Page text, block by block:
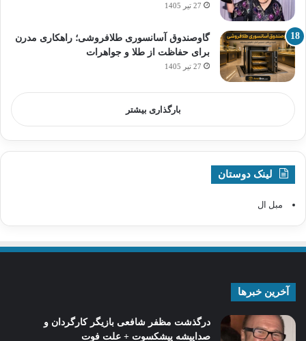
27 تیر 1405
گاوصندوق آسانسوری طلافروشی؛ راهکاری مدرن
برای حفاظت از طلا و جواهرات
27 تیر 1405
بارگذاری بیشتر
لینک دوستان
مبل ال
آخرین خبرها
درگذشت مظفر شافعی بازیگر کارگردان و
صداپیشه پیشکسوت + علت فوت